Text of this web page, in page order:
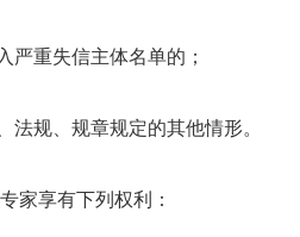
严重失信主体名单的；
法规、规章规定的其他情形。
家享有下列权利：